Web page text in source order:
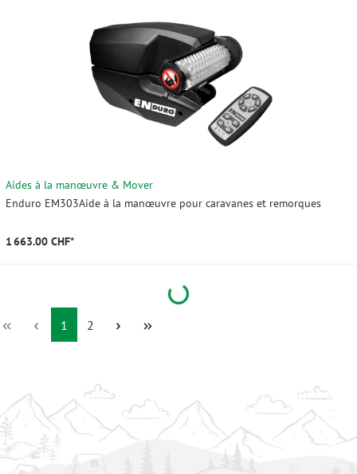
Aides à la manœuvre & Mover
Enduro EM303Aide à la manœuvre pour caravanes et remorques
1 663.00 CHF*
Loading...
Page
1 Page
2